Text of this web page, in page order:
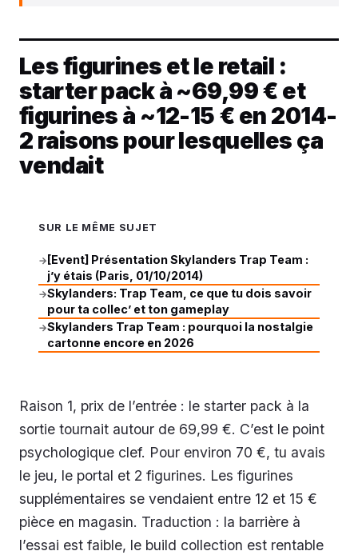
Les figurines et le retail :
starter pack à ~69,99 € et
figurines à ~12-15 € en 2014-
2 raisons pour lesquelles ça
vendait
SUR LE MÊME SUJET
→ [Event] Présentation Skylanders Trap Team :
j’y étais (Paris, 01/10/2014)
→Skylanders: Trap Team, ce que tu dois savoir
pour ta collec’ et ton gameplay
→Skylanders Trap Team : pourquoi la nostalgie
cartonne encore en 2026
Raison 1, prix de l’entrée : le starter pack à la
sortie tournait autour de 69,99 €. C’est le point
psychologique clef. Pour environ 70 €, tu avais
le jeu, le portal et 2 figurines. Les figurines
supplémentaires se vendaient entre 12 et 15 €
pièce en magasin. Traduction : la barrière à
l’essai est faible, le build collection est rentable